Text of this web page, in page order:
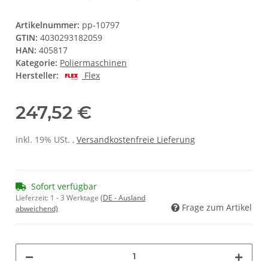
Artikelnummer: pp-10797
GTIN: 4030293182059
HAN: 405817
Kategorie: Poliermaschinen
Hersteller:
Flex
247,52 €
inkl. 19% USt. , Versandkostenfreie Lieferung
Sofort verfügbar
Lieferzeit: 1 - 3 Werktage (DE - Ausland
abweichend)
Frage zum Artikel